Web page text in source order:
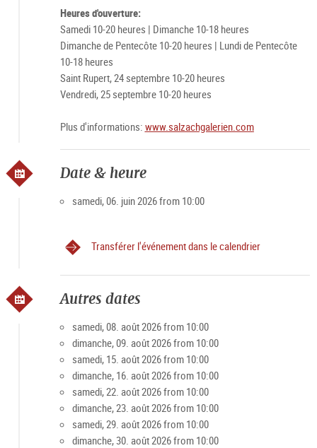
Heures d'ouverture:
Samedi 10-20 heures | Dimanche 10-18 heures
Dimanche de Pentecôte 10-20 heures | Lundi de Pentecôte
10-18 heures
Saint Rupert, 24 septembre 10-20 heures
Vendredi, 25 septembre 10-20 heures
Plus d'informations: www.salzachgalerien.com
Date & heure
samedi, 06. juin 2026 from 10:00
Transférer l'événement dans le calendrier
Autres dates
samedi, 08. août 2026 from 10:00
dimanche, 09. août 2026 from 10:00
samedi, 15. août 2026 from 10:00
dimanche, 16. août 2026 from 10:00
samedi, 22. août 2026 from 10:00
dimanche, 23. août 2026 from 10:00
samedi, 29. août 2026 from 10:00
dimanche, 30. août 2026 from 10:00